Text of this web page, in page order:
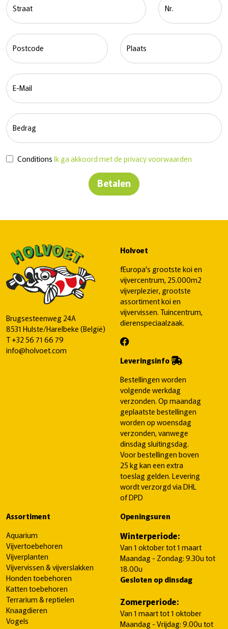
Straat Nr.
Postcode Plaats
E-Mail
Bedrag
ConditionsIk ga akkoord met de privacy voorwaarden
Betalen
Brugsesteenweg 24A
8531 Hulste/Harelbeke (België)
T+32 56 71 66 79
info@holvoet.com
Holvoet
fEuropa's grootste koi en
vijvercentrum, 25.000m2
vijverplezier, grootste
assortiment koi en
vijvervissen. Tuincentrum,
dierenspeciaalzaak.
Leveringsinfo
Bestellingen worden
volgende werkdag
verzonden. Op maandag
geplaatste bestellingen
worden op woensdag
verzonden, vanwege
dinsdag sluitingsdag.
Voor bestellingen boven
25 kg kan een extra
toeslag gelden. Levering
wordt verzorgd via DHL
of DPD
Assortiment
Aquarium
Vijvertoebehoren
Vijverplanten
Vijvervissen & vijverslakken
Honden toebehoren
Katten toebehoren
Terrarium & reptielen
Knaagdieren
Vogels
Openingsuren
Winterperiode:
Van 1 oktober tot 1 maart
Maandag - Zondag: 9.30u tot
18.00u
Gesloten op dinsdag
Zomerperiode:
Van 1 maart tot 1 oktober
Maandag - Vrijdag: 9.00u tot